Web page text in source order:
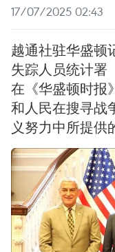
17/07/2025 02:43
越通社驻华盛顿
失踪人员统计署
在《华盛顿时报
和人民在搜寻战
义努力中所提供